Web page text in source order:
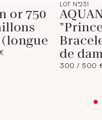
or 750
LOT N°231
de
300 / 500